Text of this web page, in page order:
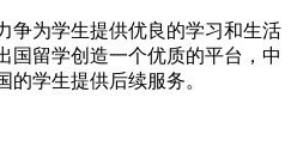
争为学生提供优良的学习和生活
国留学创造一个优质的平台，中
学生提供后续服务。